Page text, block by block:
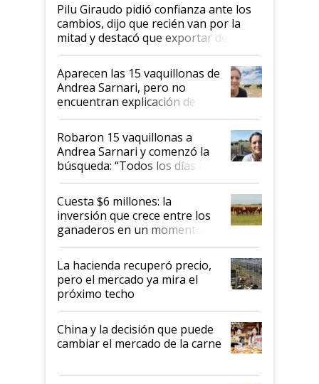
Pilu Giraudo pidió confianza ante los
cambios, dijo que recién van por la
mitad y destacó que exportar dejó de
ser "para unos pocos": "Tenemos un
mandato muy claro del gobierno
nacional"
Aparecen las 15 vaquillonas de
Andrea Sarnari, pero no
encuentran explicación de
cómo llegaron allí
Robaron 15 vaquillonas a
Andrea Sarnari y comenzó la
búsqueda: “Todos los días le
toca a algún productor”
Cuesta $6 millones: la
inversión que crece entre los
ganaderos en un momento
histórico para la actividad
La hacienda recuperó precio,
pero el mercado ya mira el
próximo techo
China y la decisión que puede
cambiar el mercado de la carne